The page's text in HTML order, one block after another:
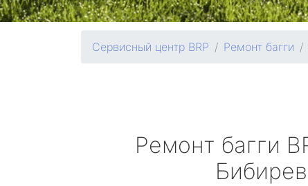
Сервисный центр BRP Ремонт багги
Ремонт багги